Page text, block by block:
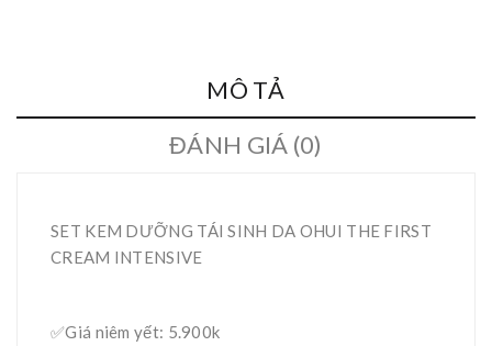
MÔ TẢ
ĐÁNH GIÁ (0)
SET KEM DƯỠNG TÁI SINH DA OHUI THE FIRST
CREAM INTENSIVE
✅Giá niêm yết: 5.900k